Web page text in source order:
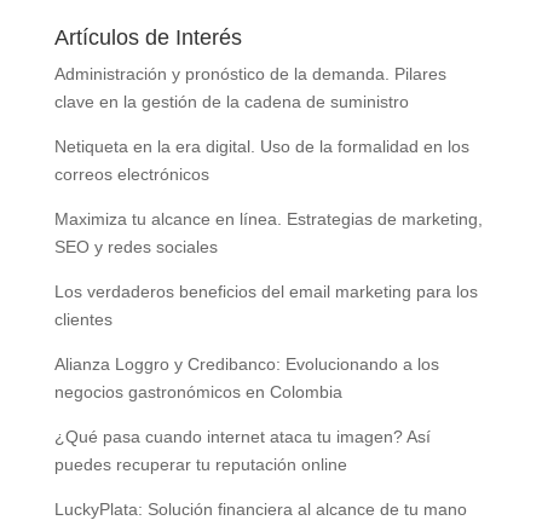
Artículos de Interés
Administración y pronóstico de la demanda. Pilares
clave en la gestión de la cadena de suministro
Netiqueta en la era digital. Uso de la formalidad en los
correos electrónicos
Maximiza tu alcance en línea. Estrategias de marketing,
SEO y redes sociales
Los verdaderos beneficios del email marketing para los
clientes
Alianza Loggro y Credibanco: Evolucionando a los
negocios gastronómicos en Colombia
¿Qué pasa cuando internet ataca tu imagen? Así
puedes recuperar tu reputación online
LuckyPlata: Solución financiera al alcance de tu mano